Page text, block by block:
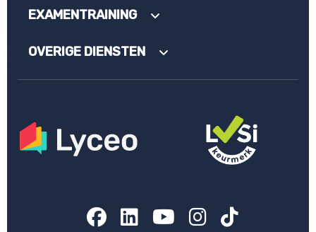
EXAMENTRAINING
OVERIGE DIENSTEN
Facebook
LinkedIn
YouTube
Instagram
TikTok